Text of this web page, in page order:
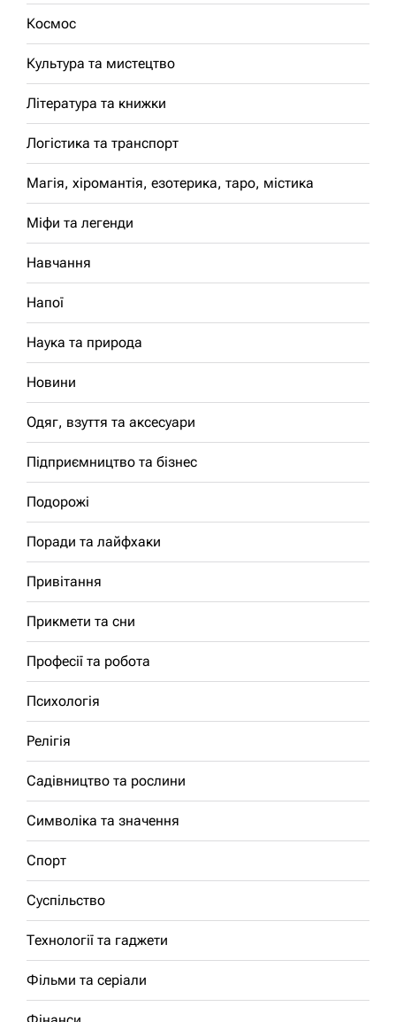
Космос
Культура та мистецтво
Література та книжки
Логістика та транспорт
Магія, хіромантія, езотерика, таро, містика
Міфи та легенди
Навчання
Напої
Наука та природа
Новини
Одяг, взуття та аксесуари
Підприємництво та бізнес
Подорожі
Поради та лайфхаки
Привітання
Прикмети та сни
Професії та робота
Психологія
Релігія
Садівництво та рослини
Символіка та значення
Спорт
Суспільство
Технології та гаджети
Фільми та серіали